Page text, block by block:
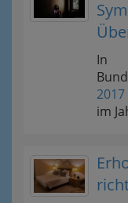
In
im